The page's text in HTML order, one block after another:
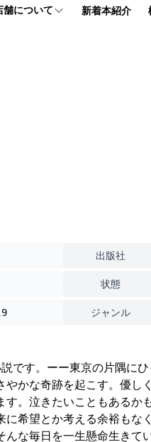
舗について 新着本紹介
出版社
状態
ジャンル
です。ーー東京の片隅に
かな奇跡を起こす。優し
。泣きたいこともあるか
希望とか考える余裕もな
な毎日を一生懸命生きて